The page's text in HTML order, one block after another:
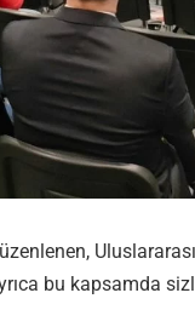
bu kapsamda